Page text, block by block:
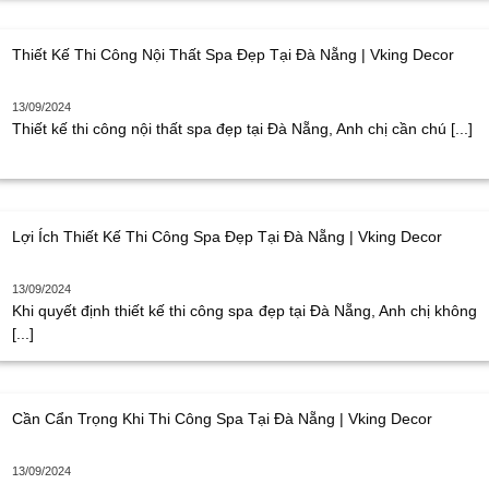
Thiết Kế Thi Công Nội Thất Spa Đẹp Tại Đà Nẵng | Vking Decor
13/09/2024
Thiết kế thi công nội thất spa đẹp tại Đà Nẵng, Anh chị cần chú [...]
Lợi Ích Thiết Kế Thi Công Spa Đẹp Tại Đà Nẵng | Vking Decor
13/09/2024
Khi quyết định thiết kế thi công spa đẹp tại Đà Nẵng, Anh chị không
[...]
Cần Cẩn Trọng Khi Thi Công Spa Tại Đà Nẵng | Vking Decor
13/09/2024